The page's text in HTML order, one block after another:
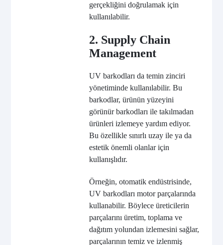
gerçekliğini doğrulamak için
kullanılabilir.
2. Supply Chain
Management
UV barkodları da temin zinciri
yönetiminde kullanılabilir. Bu
barkodlar, ürünün yüzeyini
görünür barkodları ile takılmadan
ürünleri izlemeye yardım ediyor.
Bu özellikle sınırlı uzay ile ya da
estetik önemli olanlar için
kullanışlıdır.
Örneğin, otomatik endüstrisinde,
UV barkodları motor parçalarında
kullanabilir. Böylece üreticilerin
parçalarını üretim, toplama ve
dağıtım yolundan izlemesini sağlar,
parçalarının temiz ve izlenmiş